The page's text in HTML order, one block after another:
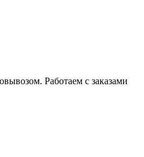
Работаем с заказами